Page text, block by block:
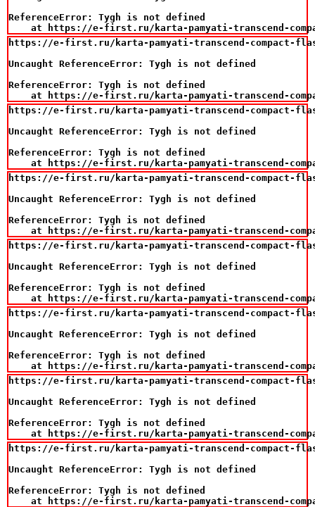
ReferenceError: Tygh is not defined
at https://e-first.ru/karta-pamyati-transcend-
https://e-first.ru/karta-pamyati-transcend-compact-
Uncaught ReferenceError: Tygh is not defined
ReferenceError: Tygh is not defined
at https://e-first.ru/karta-pamyati-transcend-
https://e-first.ru/karta-pamyati-transcend-compact-
Uncaught ReferenceError: Tygh is not defined
ReferenceError: Tygh is not defined
at https://e-first.ru/karta-pamyati-transcend-
https://e-first.ru/karta-pamyati-transcend-compact-
Uncaught ReferenceError: Tygh is not defined
ReferenceError: Tygh is not defined
at https://e-first.ru/karta-pamyati-transcend-
https://e-first.ru/karta-pamyati-transcend-compact-
Uncaught ReferenceError: Tygh is not defined
ReferenceError: Tygh is not defined
at https://e-first.ru/karta-pamyati-transcend-
https://e-first.ru/karta-pamyati-transcend-compact-
Uncaught ReferenceError: Tygh is not defined
ReferenceError: Tygh is not defined
at https://e-first.ru/karta-pamyati-transcend-
https://e-first.ru/karta-pamyati-transcend-compact-
Uncaught ReferenceError: Tygh is not defined
ReferenceError: Tygh is not defined
at https://e-first.ru/karta-pamyati-transcend-
https://e-first.ru/karta-pamyati-transcend-compact-
Uncaught ReferenceError: Tygh is not defined
ReferenceError: Tygh is not defined
at https://e-first.ru/karta-pamyati-transcend-